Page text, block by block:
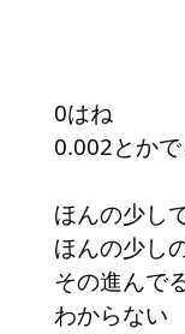
0はね
0.002とか
ほんの少し
ほんの少し
その進んで
わからない